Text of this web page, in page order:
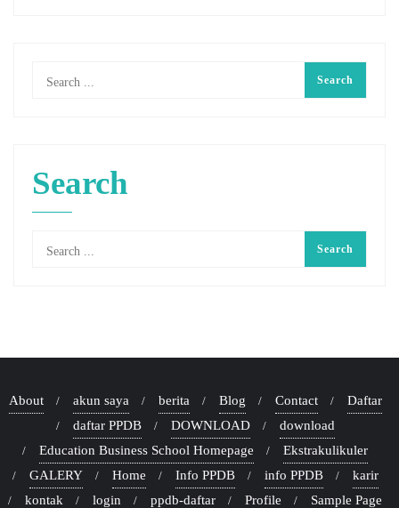
Search
About akun saya berita Blog Contact
Daftar
daftar PPDB
DOWNLOAD
download
Education Business School Homepage
Ekstrakulikuler
GALERY
Home Info PPDB info PPDB
karir
kontak
login ppdb-daftar Profile Sample Page